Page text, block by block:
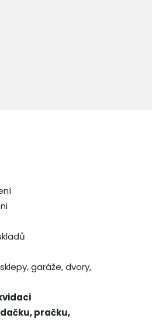
garáže, dvory,
pračku,